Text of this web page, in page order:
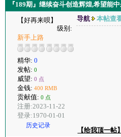
『189期』继续奋斗创造辉煌,希望能
【好再来呗】
级别:
新手上路
精华: 0
发帖: 0
威望: 0 点
金钱: 400 RMB
贡献值: 0 点
注册:2023-11-22
登录:1970-01-01
历史记录
导航 本帖查
【给我顶一帖】